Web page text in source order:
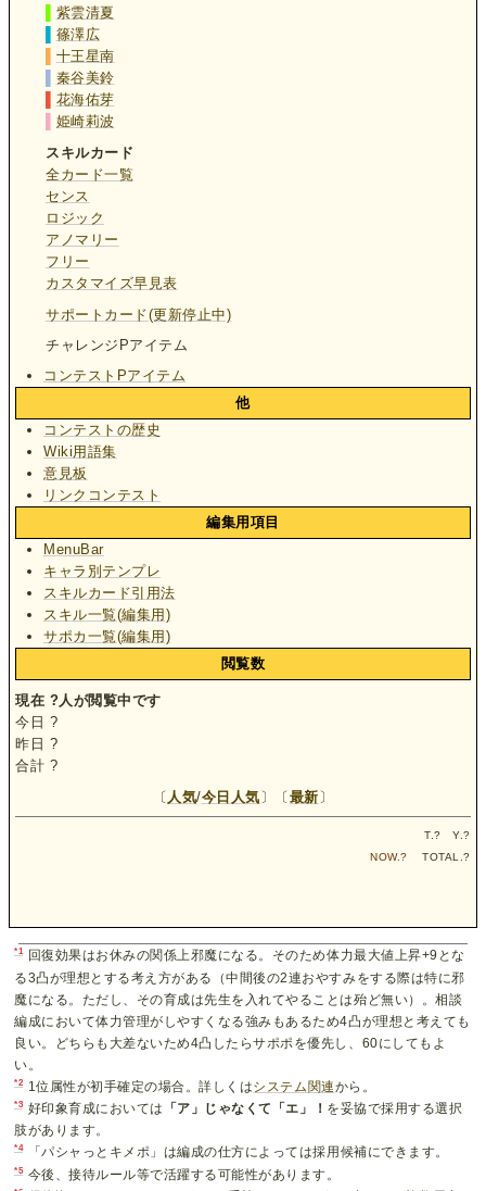
紫雲清夏
篠澤広
十王星南
秦谷美鈴
花海佑芽
姫崎莉波
スキルカード
全カード一覧
センス
ロジック
アノマリー
フリー
カスタマイズ早見表
サポートカード(更新停止中)
チャレンジPアイテム
コンテストPアイテム
他
コンテストの歴史
Wiki用語集
意見板
リンクコンテスト
編集用項目
MenuBar
キャラ別テンプレ
スキルカード引用法
スキル一覧(編集用)
サポカ一覧(編集用)
閲覧数
現在 ?人が閲覧中です
今日 ?
昨日 ?
合計 ?
〔 人気/今日人気 〕〔 最新 〕
T.? Y.?
NOW.? TOTAL.?
*1
回復効果はお休みの関係上邪魔になる。そのため体力最大値上昇+9とな
る3凸が理想とする考え方がある（中間後の2連おやすみをする際は特に邪
魔になる。ただし、その育成は先生を入れてやることは殆ど無い）。相談
編成において体力管理がしやすくなる強みもあるため4凸が理想と考えても
良い。どちらも大差ないため4凸したらサポポを優先し、60にしてもよ
い。
*2 1位属性が初手確定の場合。詳しくはシステム関連から。
*3 好印象育成においては 「ア」じゃなくて「エ」！ を妥協で採用する選択
肢があります。
*4 「パシャっとキメポ」は編成の仕方によっては採用候補にできます。
*5 今後、接待ルール等で活躍する可能性があります。